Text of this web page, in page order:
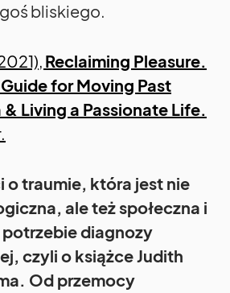
bliskiego.
Reclaiming Pleasure.
for Moving Past
& Living a Passionate Life.
o traumie, która jest nie
ale też społeczna i
diagnozy
czyli o książce Judith
Od przemocy